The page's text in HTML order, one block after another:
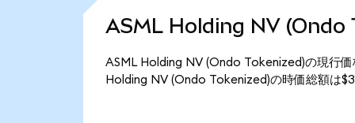
ASML Holding NV (Ondo
ASML Holding NV (Ondo Tokenized)の現行価
Holding NV (Ondo Tokenized)の時価総額は